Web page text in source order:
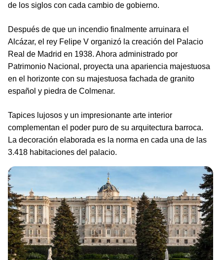
de los siglos con cada cambio de gobierno.
Después de que un incendio finalmente arruinara el
Alcázar, el rey Felipe V organizó la creación del Palacio
Real de Madrid en 1938. Ahora administrado por
Patrimonio Nacional, proyecta una apariencia majestuosa
en el horizonte con su majestuosa fachada de granito
español y piedra de Colmenar.
Tapices lujosos y un impresionante arte interior
complementan el poder puro de su arquitectura barroca.
La decoración elaborada es la norma en cada una de las
3.418 habitaciones del palacio.